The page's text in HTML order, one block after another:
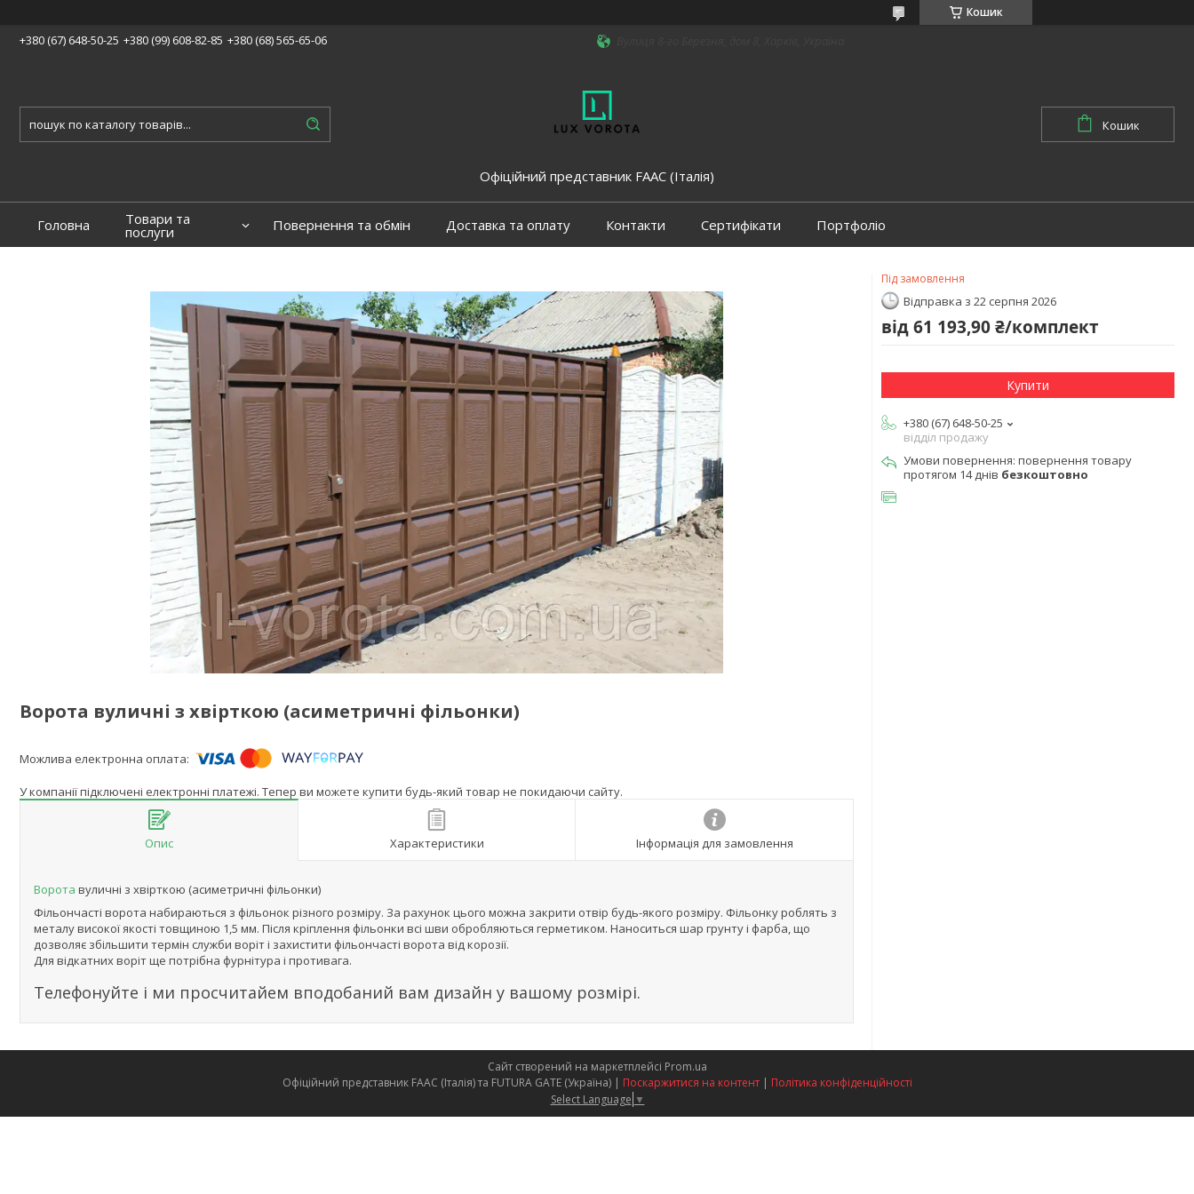
Кошик
+380 (67) 648-50-25 +380 (99) 608-82-85 +380 (68) 565-65-06
Офіційний представник FAAC (Італія)
Кошик
Головна Товари та
послуги Повернення та обмін Доставка та оплату Контакти Сертифікати Портфоліо
Ворота вуличні з хвірткою (асиметричні фільонки)
У компанії підключені електронні платежі. Тепер ви можете купити будь-який товар не покидаючи сайту.
Опис Характеристики Інформація для замовлення
Ворота вуличні з хвірткою (асиметричні фільонки)
Фільончасті ворота набираються з фільонок різного розміру. За рахунок цього можна закрити отвір будь-якого розміру. Фільонку роблять з
металу високої якості товщиною 1,5 мм. Після кріплення фільонки всі шви обробляються герметиком. Наноситься шар грунту і фарба, що
дозволяє збільшити термін служби воріт і захистити фільончасті ворота від корозії.
Для відкатних воріт ще потрібна фурнітура і противага.
Телефонуйте і ми просчитайем вподобаний вам дизайн у вашому розмірі.
Під замовлення
Відправка з 22 серпня 2026
від61 193,90 ₴/комплект
Купити
+380 (67) 648-50-25
відділ продажу
повернення товару
протягом 14 днів безкоштовно
Сайт створений на маркетплейсі Prom.ua
Офіційний представник FAAC (Італія) та FUTURA GATE (Україна) | Поскаржитися на контент | Політика конфіденційності
Select Language ▼